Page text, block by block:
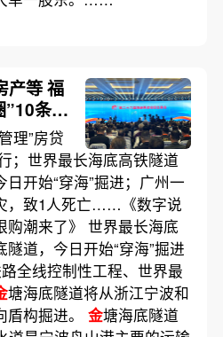
产等 福
”10条措
理”房贷
；世界最长海底高铁隧道
开始“穿海”掘进；广州一
，致1人死亡……《数字说
购潮来了》 世界最长海底
隧道，今日开始“穿海”掘进
全线控制性工程、世界最
塘海底隧道将从浙江宁波和
构掘进。 金塘海底隧道